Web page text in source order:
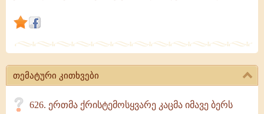
პასუხისგებისაგან
სახმართმოყვარე
კი
თემატური კითხვები
626. ერთმა ქრისტემოსყვარე კაცმა იმავე ბერს